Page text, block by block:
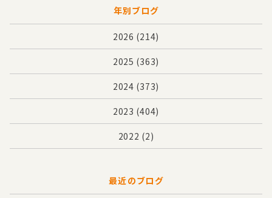
年別ブログ
2026 (214)
2025 (363)
2024 (373)
2023 (404)
2022 (2)
最近のブログ